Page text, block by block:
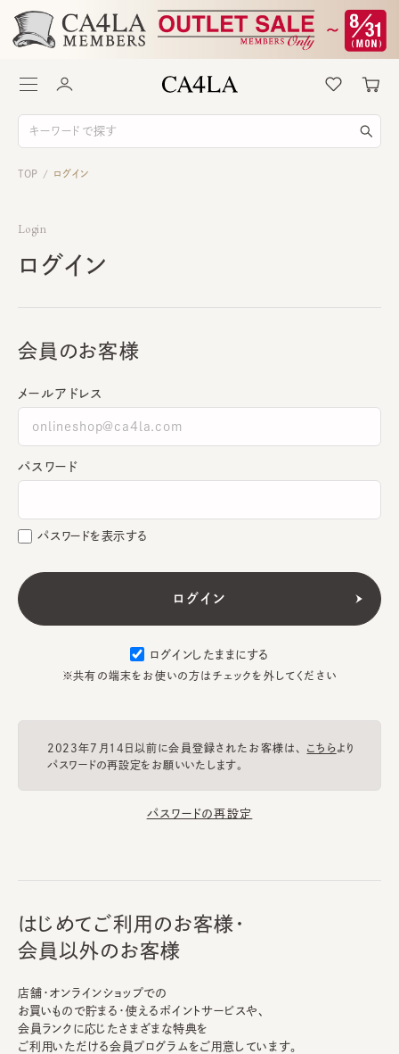
TOP / ログイン
Login
ログイン
会員のお客様
メールアドレス
パスワード
パスワードを表示する
ログインしたままにする
※共有の端末をお使いの方はチェックを外してください
2023年7月14日以前に会員登録されたお客様は、 こちらより
パスワードの再設定をお願いいたします。
パスワードの再設定
はじめてご利用のお客様・
会員以外のお客様
店舗・オンラインショップでの
お買いもので貯まる・使えるポイントサービスや、
会員ランクに応じたさまざまな特典を
ご利用いただける会員プログラムをご用意しています。